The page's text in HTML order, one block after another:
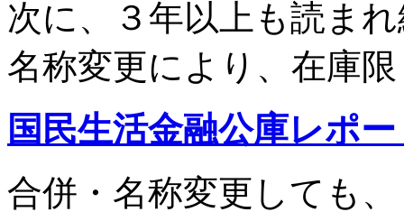
次に、３年以上も読ま
名称変更により、在庫
国民生活金融公庫レポ
合併・名称変更しても、